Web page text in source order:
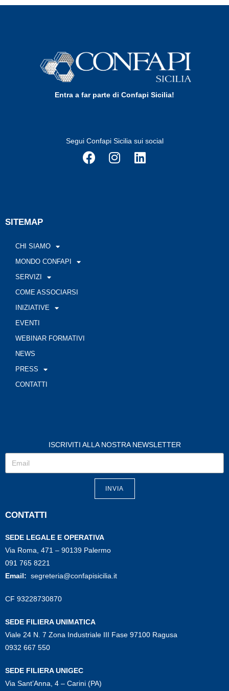
Entra a far parte di Confapi Sicilia!
Segui Confapi Sicilia sui social
SITEMAP
CHI SIAMO
MONDO CONFAPI
SERVIZI
COME ASSOCIARSI
INIZIATIVE
EVENTI
WEBINAR FORMATIVI
NEWS
PRESS
CONTATTI
ISCRIVITI ALLA NOSTRA NEWSLETTER
INVIA
CONTATTI
SEDE LEGALE E OPERATIVA
Via Roma, 471 – 90139 Palermo
091 765 8221
Email: segreteria@confapisicilia.it
CF 93228730870
SEDE FILIERA UNIMATICA
Viale 24 N. 7 Zona Industriale III Fase 97100 Ragusa
0932 667 550
SEDE FILIERA UNIGEC
Via Sant’Anna, 4 – Carini (PA)